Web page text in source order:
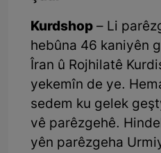
Kurdshop – Li
hebûna 46 kaniyên
Îran û Rojhilatê
yekemîn de ye.
sedem ku gelek
vê parêzgehê.
yên parêzgeha